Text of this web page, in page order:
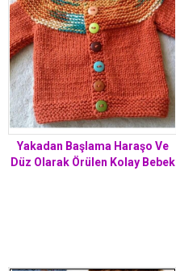
Yakadan Başlama Haraşo Ve
Düz Olarak Örülen Kolay Bebek